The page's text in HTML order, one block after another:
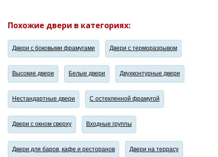
Похожие двери в категориях:
Двери с боковыми фрамугами Двери с терморазрывом
Высокие двери Белые двери Двухконтурные двери
Нестандартные двери С остекленной фрамугой
Двери с окном сверху Входные группы
Двери для баров, кафе и ресторанов Двери на террасу